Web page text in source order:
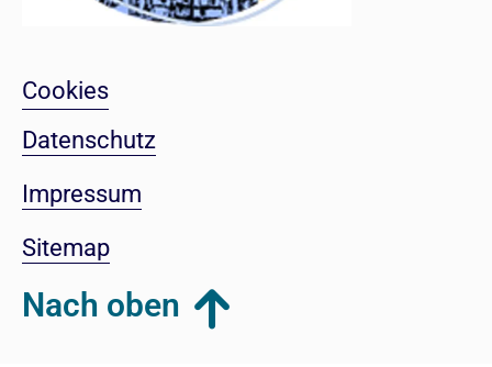
Cookies
Datenschutz
Impressum
Sitemap
Nach oben